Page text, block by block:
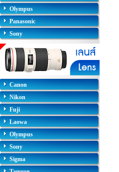
Olympus
Panasonic
Sony
Canon
Nikon
Fuji
Laowa
Olympus
Sony
Sigma